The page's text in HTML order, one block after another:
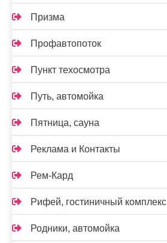
Призма
Профавтопоток
Пункт техосмотра
Путь, автомойка
Пятница, сауна
Реклама и Контакты
Рем-Кард
Рифей, гостиничный комплекс
Родники, автомойка